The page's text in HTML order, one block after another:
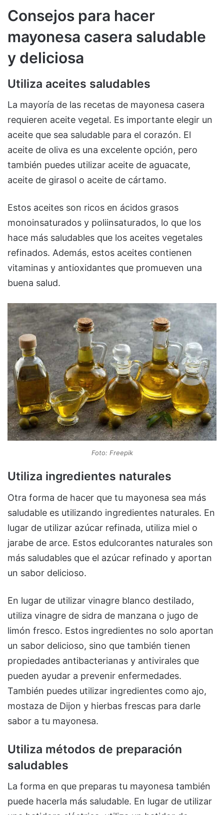
Consejos para hacer
mayonesa casera saludable
y deliciosa
Utiliza aceites saludables
La mayoría de las recetas de mayonesa casera
requieren aceite vegetal. Es importante elegir un
aceite que sea saludable para el corazón. El
aceite de oliva es una excelente opción, pero
también puedes utilizar aceite de aguacate,
aceite de girasol o aceite de cártamo.
Estos aceites son ricos en ácidos grasos
monoinsaturados y poliinsaturados, lo que los
hace más saludables que los aceites vegetales
refinados. Además, estos aceites contienen
vitaminas y antioxidantes que promueven una
buena salud.
Foto: Freepik
Utiliza ingredientes naturales
Otra forma de hacer que tu mayonesa sea más
saludable es utilizando ingredientes naturales. En
lugar de utilizar azúcar refinada, utiliza miel o
jarabe de arce. Estos edulcorantes naturales son
más saludables que el azúcar refinado y aportan
un sabor delicioso.
En lugar de utilizar vinagre blanco destilado,
utiliza vinagre de sidra de manzana o jugo de
limón fresco. Estos ingredientes no solo aportan
un sabor delicioso, sino que también tienen
propiedades antibacterianas y antivirales que
pueden ayudar a prevenir enfermedades.
También puedes utilizar ingredientes como ajo,
mostaza de Dijon y hierbas frescas para darle
sabor a tu mayonesa.
Utiliza métodos de preparación
saludables
La forma en que preparas tu mayonesa también
puede hacerla más saludable. En lugar de utilizar